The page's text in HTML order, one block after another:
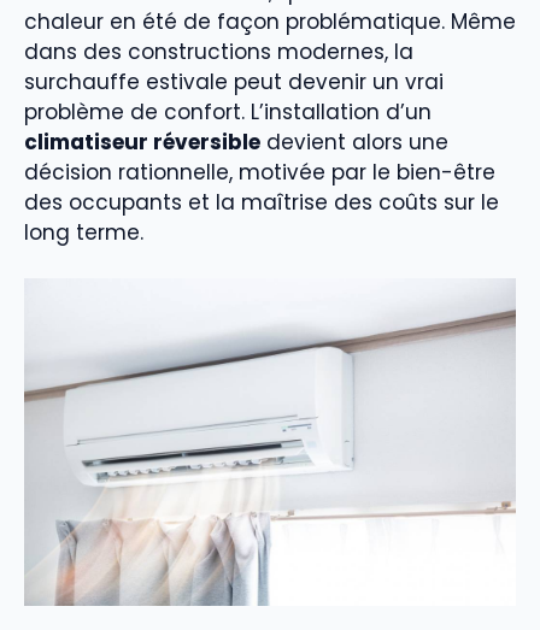
chaleur en été de façon problématique. Même
dans des constructions modernes, la
surchauffe estivale peut devenir un vrai
problème de confort. L’installation d’un
climatiseur réversible devient alors une
décision rationnelle, motivée par le bien-être
des occupants et la maîtrise des coûts sur le
long terme.